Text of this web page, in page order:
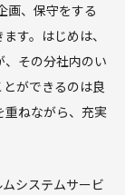
画、保守をする
す。はじめは、
、その分社内のい
ができるのは良
重ねながら、充実
システムサービ